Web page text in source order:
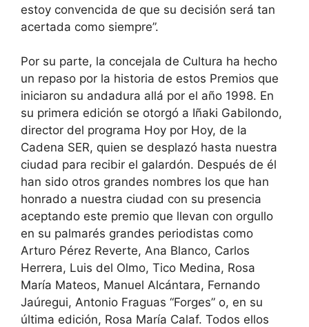
estoy convencida de que su decisión será tan
acertada como siempre”.
Por su parte, la concejala de Cultura ha hecho
un repaso por la historia de estos Premios que
iniciaron su andadura allá por el año 1998. En
su primera edición se otorgó a Iñaki Gabilondo,
director del programa Hoy por Hoy, de la
Cadena SER, quien se desplazó hasta nuestra
ciudad para recibir el galardón. Después de él
han sido otros grandes nombres los que han
honrado a nuestra ciudad con su presencia
aceptando este premio que llevan con orgullo
en su palmarés grandes periodistas como
Arturo Pérez Reverte, Ana Blanco, Carlos
Herrera, Luis del Olmo, Tico Medina, Rosa
María Mateos, Manuel Alcántara, Fernando
Jaúregui, Antonio Fraguas “Forges” o, en su
última edición, Rosa María Calaf. Todos ellos